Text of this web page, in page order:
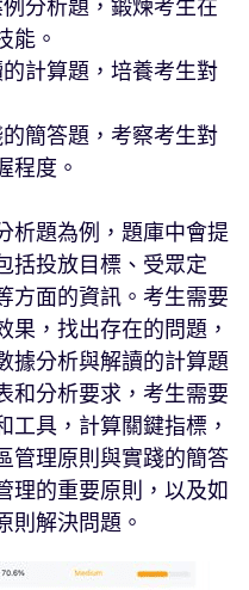
例分析題，鍛煉考生在
能。
的計算題，培養考生對
的簡答題，考察考生對
程度。
析題為例，題庫中會提
括投放目標、受眾定
方面的資訊。考生需要
果，找出存在的問題，
據分析與解讀的計算題
和分析要求，考生需要
工具，計算關鍵指標，
管理原則與實踐的簡答
理的重要原則，以及如
則解決問題。